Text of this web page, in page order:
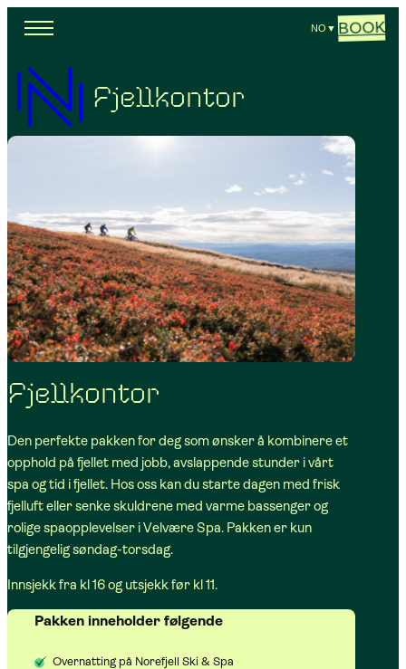
NO ▼ BOOK
Fjellkontor
Fjellkontor
Den perfekte pakken for deg som ønsker å kombinere et
opphold på fjellet med jobb, avslappende stunder i vårt
spa og tid i fjellet. Hos oss kan du starte dagen med frisk
fjelluft eller senke skuldrene med varme bassenger og
rolige spaopplevelser i Velvære Spa. Pakken er kun
tilgjengelig søndag-torsdag.
Innsjekk fra kl 16 og utsjekk før kl 11.
Pakken inneholder følgende
Overnatting på Norefjell Ski & Spa